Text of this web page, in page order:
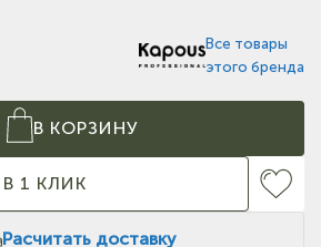
Все товары
этого бренда
В КОРЗИНУ
В 1 КЛИК
Расчитать доставку